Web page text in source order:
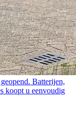
Batterijen,
koopt u eenvoudig